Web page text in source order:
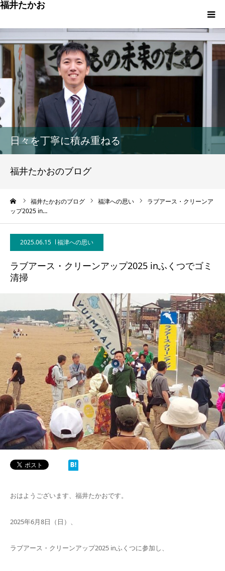
福井たかお
日々を丁寧に積み重ねる
福井たかおのブログ
福井たかおのブログ 福津への思い
ラブアース・クリーンア
ップ2025 in…
2025.06.15 福津への思い
ラブアース・クリーンアップ2025 inふくつでゴミ
清掃
おはようございます、福井たかおです。
2025年6月8日（日）、
ラブアース・クリーンアップ2025 inふくつに参加し、
福津への想いと実績
重点政策と市役所活性化策
プロフィール
市政方針ーまちの未来を再設計ー